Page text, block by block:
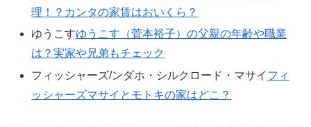
理！？カンタの家賃はおいくら？
ゆうこすゆうこす（菅本裕子）の父親の年齢や職業
は？実家や兄弟もチェック
フィッシャーズ/ンダホ・シルクロード・マサイ フィ
ッシャーズマサイとモトキの家はどこ？